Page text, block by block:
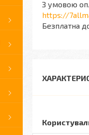
З умовою
https://
Безплатна